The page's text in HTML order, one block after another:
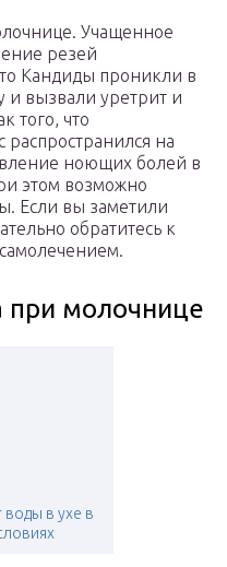
Учащенное
резей
Кандиды проникли в
и вызвали уретрит и
того, что
распространился на
ноющих болей в
этом возможно
Если вы заметили
обратитесь к
при молочнице
воды в ухе в